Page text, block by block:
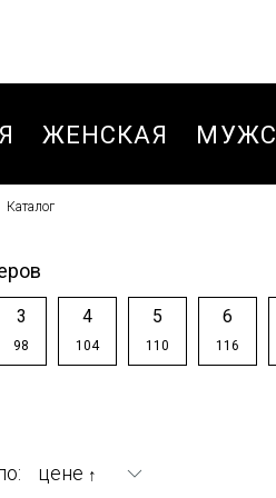
ЖЕНСКАЯ
БЛУЗКИ,РУБАШКИ
БРЮКИ
СПОРТИВНЫЕ
ОСЕНЬ-ВЕСНА
БРЮКИ
ЗИМА
Каталог
3
98
4
104
5
110
6
116
цене ↑